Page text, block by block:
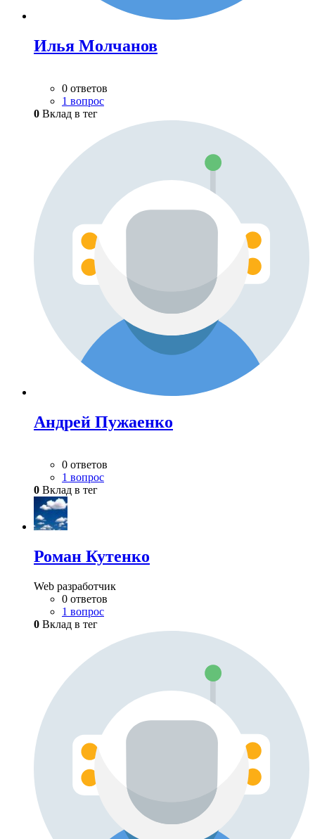
Илья Молчанов
0 ответов
1 вопрос
0 Вклад в тег
Андрей Пужаенко
0 ответов
1 вопрос
0 Вклад в тег
Роман Кутенко
Web разработчик
0 ответов
1 вопрос
0 Вклад в тег